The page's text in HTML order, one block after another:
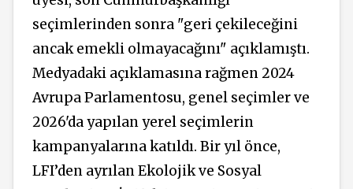
seçimlerinden sonra "geri çekileceğini
ancak emekli olmayacağını" açıklamıştı.
Medyadaki açıklamasına rağmen 2024
Avrupa Parlamentosu, genel seçimler ve
2026'da yapılan yerel seçimlerin
kampanyalarına katıldı. Bir yıl önce,
LFI’den ayrılan Ekolojik ve Sosyal